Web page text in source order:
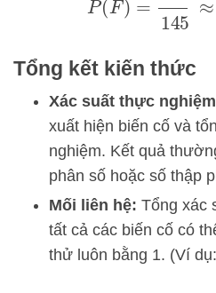
Tổng kết kiến thức
Xác suất thực
xuất hiện biến cố và
nghiệm. Kết quả
phân số hoặc số thập
Mối liên hệ: Tổng xác
tất cả các biến cố có
thử luôn bằng 1. (Ví dụ: